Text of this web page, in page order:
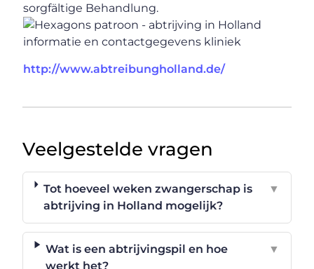
sorgfältige Behandlung.
http://www.abtreibungholland.de/
Veelgestelde vragen
Tot hoeveel weken zwangerschap is
abtrijving in Holland mogelijk?
▼
Wat is een abtrijvingspil en hoe
werkt het?
▼